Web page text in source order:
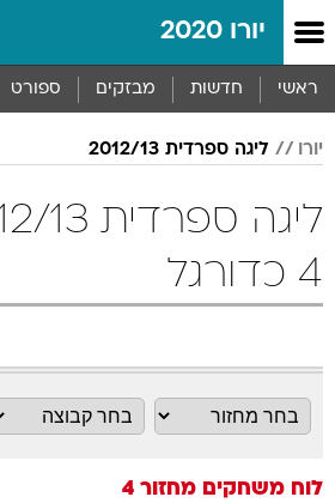
יורו 2020
ראשי חדשות מבזקים ספורט
יורו ליגה ספרדית 2012/13
4 כדורגל
לוח משחקים מחזור 4